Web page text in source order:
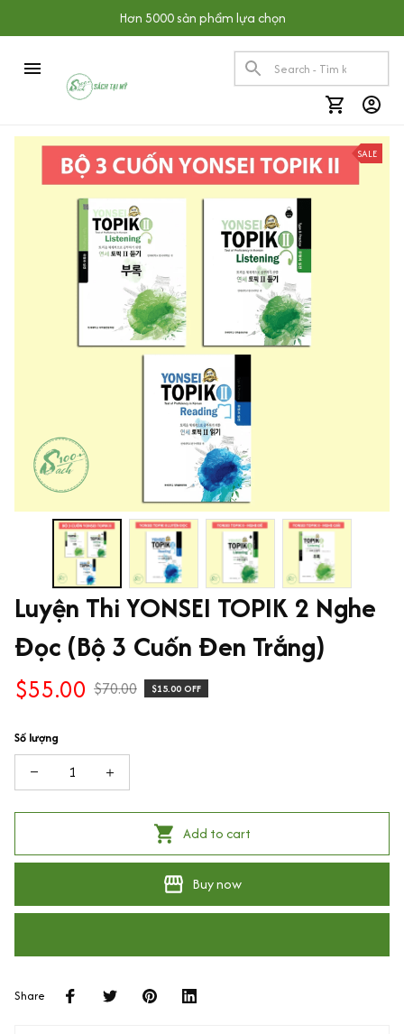
Hơn 5000 sản phẩm lựa chọn
SALE
Luyện Thi YONSEI TOPIK 2 Nghe
Đọc (Bộ 3 Cuốn Đen Trắng)
$55.00 $70.00 $15.00 OFF
Số lượng
Add to cart
Buy now
Share